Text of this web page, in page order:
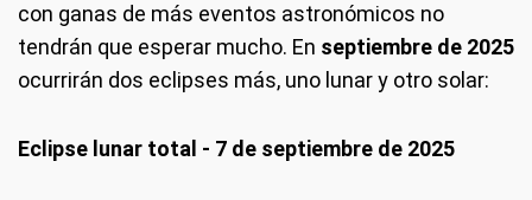
con ganas de más eventos astronómicos no
tendrán que esperar mucho. En septiembre de 2025
ocurrirán dos eclipses más, uno lunar y otro solar:
Eclipse lunar total - 7 de septiembre de 2025